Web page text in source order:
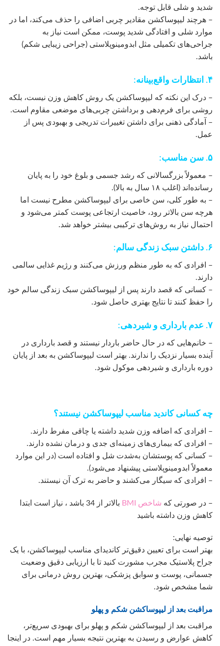
شدید و شلی قابل توجه.
– هرچند لیپوساکشن مقادیر چربی اضافی را حذف می‌کند، اما در
موارد شلی و افتادگی شدید پوست، ممکن است نیاز به
جراحی‌های تکمیلی مثل ابدومینوپلاستی (جراحی زیبایی شکم)
باشد.
۴. انتظارات واقع‌بینانه:
– درک این نکته که لیپوساکشن یک روش کاهش وزن نیست، بلکه
روشی برای فرم‌دهی و برداشتن چربی‌های موضعی مقاوم است.
– آمادگی ذهنی برای داشتن تغییرات تدریجی و بهبودی پس از
عمل.
۵. سن مناسب:
– معمولاً بزرگسالانی که رشد جسمی و بلوغ خود را به پایان
رسانده‌اند (اغلب ۱۸ سال به بالا).
– به طور کلی، سن خاصی برای لیپوساکشن مطرح نیست اما
هرچه سن بالاتر رود، خاصیت ارتجاعی پوست کمتر می‌شود و
احتمال نیاز به روش‌های ترکیبی بیشتر خواهد شد.
۶. داشتن سبک زندگی سالم:
– افرادی که به طور منظم ورزش می‌کنند و رژیم غذایی سالمی
دارند.
– کسانی که قصد دارند پس از لیپوساکشن سبک زندگی سالم خود
را حفظ کنند تا نتایج بهتری حاصل شود.
۷. عدم بارداری و شیردهی:
– خانم‌هایی که در حال حاضر باردار نیستند و قصد بارداری در
آینده بسیار نزدیک را ندارند. بهتر است لیپوساکشن به بعد از پایان
دوره بارداری و شیردهی موکول شود.
چه کسانی کاندید مناسب لیپوساکشن نیستند؟
– افرادی که اضافه وزن شدید داشته یا چاقی مفرط دارند.
– افرادی که بیماری‌های زمینه‌ای جدی و درمان نشده دارند.
– کسانی که پوستشان به‌شدت شل و افتاده است (در این موارد
معمولاً ابدومینوپلاستی پیشنهاد می‌شود).
– افرادی که سیگار می‌کشند و حاضر به ترک آن نیستند.
– در صورتی که شاخص BMI
بالاتر از 34 باشد ، نیاز است ابتدا
کاهش وزن داشته باشید
توصیه نهایی:
بهتر است برای تعیین دقیق‌تر کاندیدای مناسب لیپوساکشن، با یک
جراح پلاستیک مجرب مشورت کنید تا با ارزیابی دقیق وضعیت
جسمانی، پوست و سوابق پزشکی، بهترین روش درمانی برای
شما مشخص شود.
مراقبت بعد از لیپوساکشن شکم و پهلو
مراقبت بعد از لیپوساکشن شکم و پهلو برای بهبودی سریع‌تر،
کاهش عوارض و رسیدن به بهترین نتیجه بسیار مهم است. در اینجا